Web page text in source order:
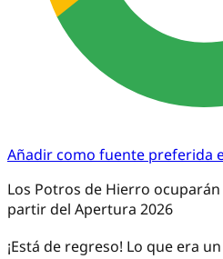
Añadir como fuente preferida
Los Potros de Hierro
partir del Apertura 2026
¡Está de regreso! Lo que era